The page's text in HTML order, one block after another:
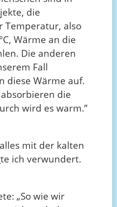
die
Temperatur, also
Wärme an die
Die anderen
Fall
diese Wärme auf.
die
wird es warm.”
mit der kalten
ich verwundert.
„So wie wir